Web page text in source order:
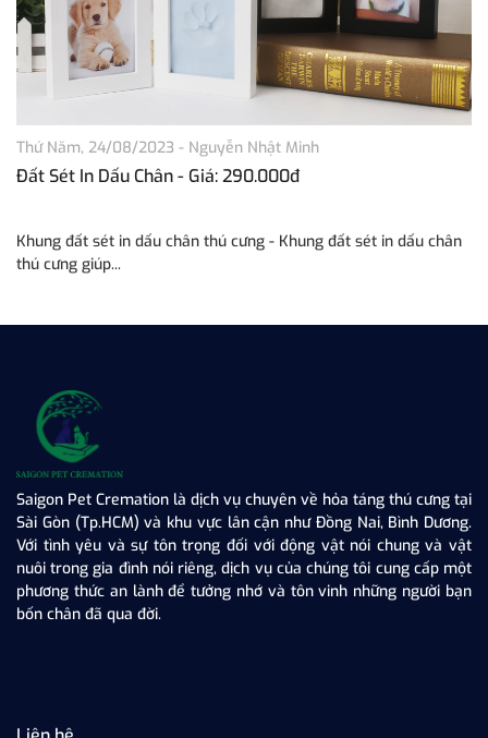
Thứ Năm, 24/08/2023 - Nguyễn Nhật Minh
Đất Sét In Dấu Chân - Giá: 290.000đ
Khung đất sét in dấu chân thú cưng - Khung đất sét in dấu chân
thú cưng giúp...
Saigon Pet Cremation là dịch vụ chuyên về hỏa táng thú cưng tại
Sài Gòn (Tp.HCM) và khu vực lân cận như Đồng Nai, Bình Dương.
Với tình yêu và sự tôn trọng đối với động vật nói chung và vật
nuôi trong gia đình nói riêng, dịch vụ của chúng tôi cung cấp một
phương thức an lành để tưởng nhớ và tôn vinh những người bạn
bốn chân đã qua đời.